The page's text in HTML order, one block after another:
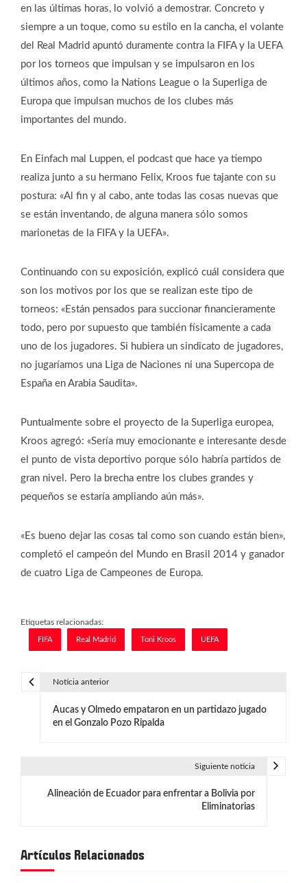
en las últimas horas, lo volvió a demostrar. Concreto y
siempre a un toque, como su estilo en la cancha, el volante
del Real Madrid apuntó duramente contra la FIFA y la UEFA
por los torneos que impulsan y se impulsaron en los
últimos años, como la Nations League o la Superliga de
Europa que impulsan muchos de los clubes más
importantes del mundo.
En Einfach mal Luppen, el podcast que hace ya tiempo
realiza junto a su hermano Felix, Kroos fue tajante con su
postura: «Al fin y al cabo, ante todas las cosas nuevas que
se están inventando, de alguna manera sólo somos
marionetas de la FIFA y la UEFA».
Continuando con su exposición, explicó cuál considera que
son los motivos por los que se realizan este tipo de
torneos: «Están pensados para succionar financieramente
todo, pero por supuesto que también físicamente a cada
uno de los jugadores. Si hubiera un sindicato de jugadores,
no jugaríamos una Liga de Naciones ni una Supercopa de
España en Arabia Saudita».
Puntualmente sobre el proyecto de la Superliga europea,
Kroos agregó: «Sería muy emocionante e interesante desde
el punto de vista deportivo porque sólo habría partidos de
gran nivel. Pero la brecha entre los clubes grandes y
pequeños se estaría ampliando aún más».
«Es bueno dejar las cosas tal como son cuando están bien»,
completó el campeón del Mundo en Brasil 2014 y ganador
de cuatro Liga de Campeones de Europa.
Etiquetas relacionadas:
FIFA Real Madrid Toni Kroos UEFA
i
Noticia anterior
Aucas y Olmedo empataron en un partidazo jugado
en el Gonzalo Pozo Ripalda
Siguiente noticia
Alineación de Ecuador para enfrentar a Bolivia por
Eliminatorias
Artículos Relacionados